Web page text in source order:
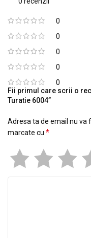
0
0
0
0
0
Fii primul care scrii o
Turatie 6004”
Adresa ta de email nu va
marcate cu *